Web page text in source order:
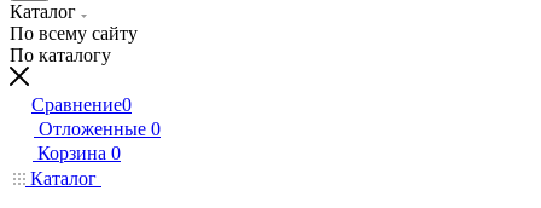
Каталог
По всему сайту
По каталогу
Сравнение0
Отложенные 0
Корзина 0
Каталог